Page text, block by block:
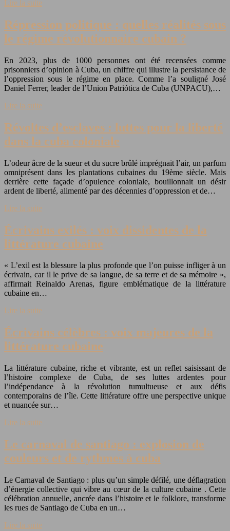
Lire la suite
Répression politique : quelles réalités sous
le régime révolutionnaire cubain ?
En 2023, plus de 1000 personnes ont été recensées comme
prisonniers d’opinion à Cuba, un chiffre qui illustre la persistance de
l’oppression sous le régime en place. Comme l’a souligné José
Daniel Ferrer, leader de l’Union Patriótica de Cuba (UNPACU),…
Lire la suite
Révoltes d’esclaves : luttes pour la liberté
dans la cuba coloniale
L’odeur âcre de la sueur et du sucre brûlé imprégnait l’air, un parfum
omniprésent dans les plantations cubaines du 19ème siècle. Mais
derrière cette façade d’opulence coloniale, bouillonnait un désir
ardent de liberté, alimenté par des décennies d’oppression et de…
Lire la suite
Écrivains exilés : voix dissidentes de la
littérature cubaine
« L’exil est la blessure la plus profonde que l’on puisse infliger à un
écrivain, car il le prive de sa langue, de sa terre et de sa mémoire »,
affirmait Reinaldo Arenas, figure emblématique de la littérature
cubaine en…
Lire la suite
Écrivains célèbres : voix majeures de la
littérature cubaine
La littérature cubaine, riche et vibrante, est un reflet saisissant de
l’histoire complexe de Cuba, de ses luttes ardentes pour
l’indépendance à la révolution tumultueuse et aux défis
contemporains de l’île. Cette littérature offre une perspective unique
et nuancée sur…
Lire la suite
Le carnaval de santiago : explosion de
couleurs et de rythmes à cuba
Le Carnaval de Santiago : plus qu’un simple défilé, une déflagration
d’énergie collective qui vibre au cœur de la culture cubaine . Cette
célébration annuelle, ancrée dans l’histoire et le folklore, transforme
les rues de Santiago de Cuba en un…
Lire la suite